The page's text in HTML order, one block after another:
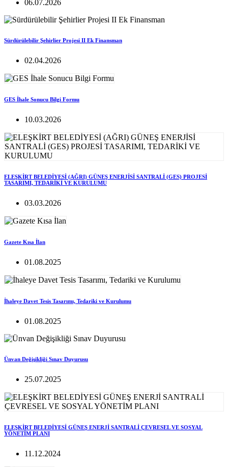
06.07.2026
Sürdürülebilir Şehirlier Projesi II Ek Finansman
02.04.2026
GES İhale Sonucu Bilgi Formu
10.03.2026
ELEŞKİRT BELEDİYESİ (AĞRI) GÜNEŞ ENERJİSİ SANTRALİ (GES) PROJESİ
TASARIMI, TEDARİKİ VE KURULUMU
03.03.2026
Gazete Kısa İlan
01.08.2025
İhaleye Davet Tesis Tasarımı, Tedariki ve Kurulumu
01.08.2025
Ünvan Değişikliği Sınav Duyurusu
25.07.2025
ELEŞKİRT BELEDİYESİ GÜNEŞ ENERJİ SANTRALİ ÇEVRESEL VE SOSYAL
YÖNETİM PLANI
11.12.2024